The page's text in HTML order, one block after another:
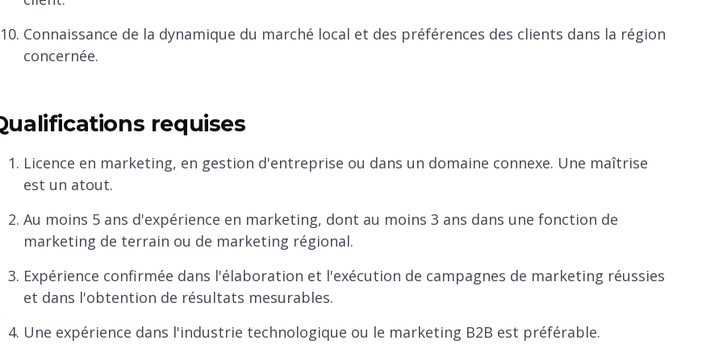
Connaissance de la dynamique du marché local et des préférences des clients dans la région
concernée.
requises
Licence en marketing, en gestion d'entreprise ou dans un domaine connexe. Une maîtrise
est un atout.
Au moins 5 ans d'expérience en marketing, dont au moins 3 ans dans une fonction de
marketing de terrain ou de marketing régional.
Expérience confirmée dans l'élaboration et l'exécution de campagnes de marketing réussies
et dans l'obtention de résultats mesurables.
Une expérience dans l'industrie technologique ou le marketing B2B est préférable.